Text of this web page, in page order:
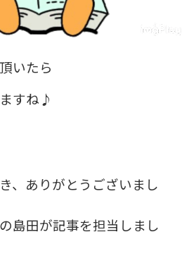
いたら
すね♪
、ありがとうございまし
島田が記事を担当しまし